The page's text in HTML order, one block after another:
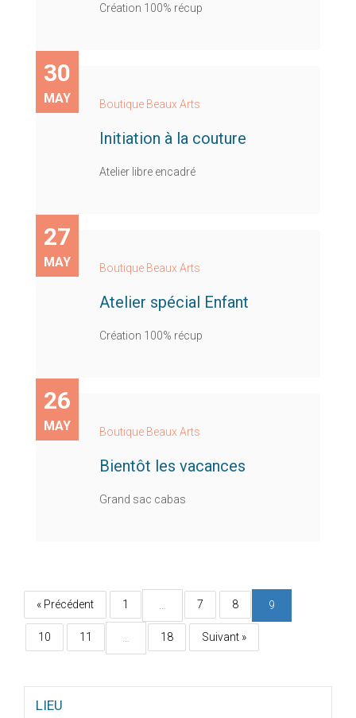
Création 100% récup
30
MAY Boutique Beaux Arts
Initiation à la couture
Atelier libre encadré
27
MAY Boutique Beaux Arts
Atelier spécial Enfant
Création 100% récup
26
MAY Boutique Beaux Arts
Bientôt les vacances
Grand sac cabas
« Précédent 1 7 8 9
10 11 18 Suivant »
LIEU